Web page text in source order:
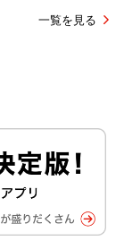
一覧を見る